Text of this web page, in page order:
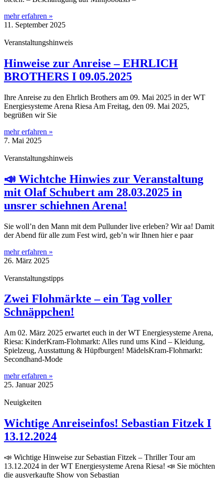
mehr erfahren »
11. September 2025
Veranstaltungshinweis
Hinweise zur Anreise – EHRLICH
BROTHERS I 09.05.2025
Ihre Anreise zu den Ehrlich Brothers am 09. Mai 2025 in der WT
Energiesysteme Arena Riesa Am Freitag, den 09. Mai 2025,
begrüßen wir Sie
mehr erfahren »
7. Mai 2025
Veranstaltungshinweis
📣 Wichtche Hinwies zur Veranstaltung
mit Olaf Schubert am 28.03.2025 in
unsrer schiehnen Arena!
Sie woll’n den Mann mit dem Pullunder live erleben? Wir aa! Damit
der Abend für alle zum Fest wird, geb’n wir Ihnen hier e paar
mehr erfahren »
26. März 2025
Veranstaltungstipps
Zwei Flohmärkte – ein Tag voller
Schnäppchen!
Am 02. März 2025 erwartet euch in der WT Energiesysteme Arena,
Riesa: KinderKram-Flohmarkt: Alles rund ums Kind – Kleidung,
Spielzeug, Ausstattung & Hüpfburgen! MädelsKram-Flohmarkt:
Secondhand-Mode
mehr erfahren »
25. Januar 2025
Neuigkeiten
Wichtige Anreiseinfos! Sebastian Fitzek I
13.12.2024
📣 Wichtige Hinweise zur Sebastian Fitzek – Thriller Tour am
13.12.2024 in der WT Energiesysteme Arena Riesa! 📣 Sie möchten
die ausverkaufte Show von Sebastian